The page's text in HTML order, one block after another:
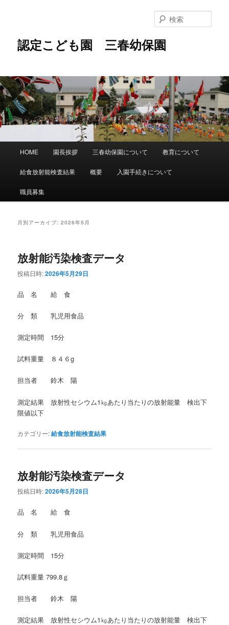
ツ
へ
移
動
へ
移
動
認定こども園 三春幼保園
索
ュ
HOME 園長挨拶 三春幼保園について 教育について
給食放射能検査結果 概要 入園手続きについて
職員募集
月別アーカイブ:2026年5月
放射能汚染検査データ
投稿日時:2026年5月29日
品 名 給 食
分 類 乳児用食品
測定時間 15分
試料重量 ８４６g
担当者 鈴木 陽
測定結果 放射性セシウム1㎏あたり当たりの放射能量 検出下
限値以下
カテゴリー:給食放射能検査結果
放射能汚染検査データ
投稿日時:2026年5月28日
品 名 給 食
分 類 乳児用食品
測定時間 15分
試料重量 799.8ｇ
担当者 鈴木 陽
測定結果 放射性セシウム1㎏あたり当たりの放射能量 検出下